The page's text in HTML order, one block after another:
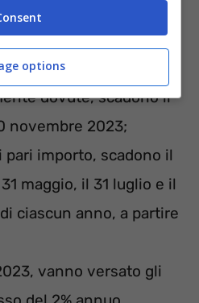
massimo 18 rate;
rata, entrambe di
al 10% delle cifre
dovute, scadono il
novembre 2023;
pari importo, scadono il
maggio, il 31 luglio e il
ciascun anno, a partire
vanno versato gli
options